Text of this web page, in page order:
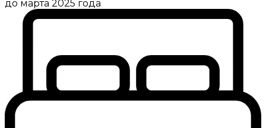
до марта 2025 года